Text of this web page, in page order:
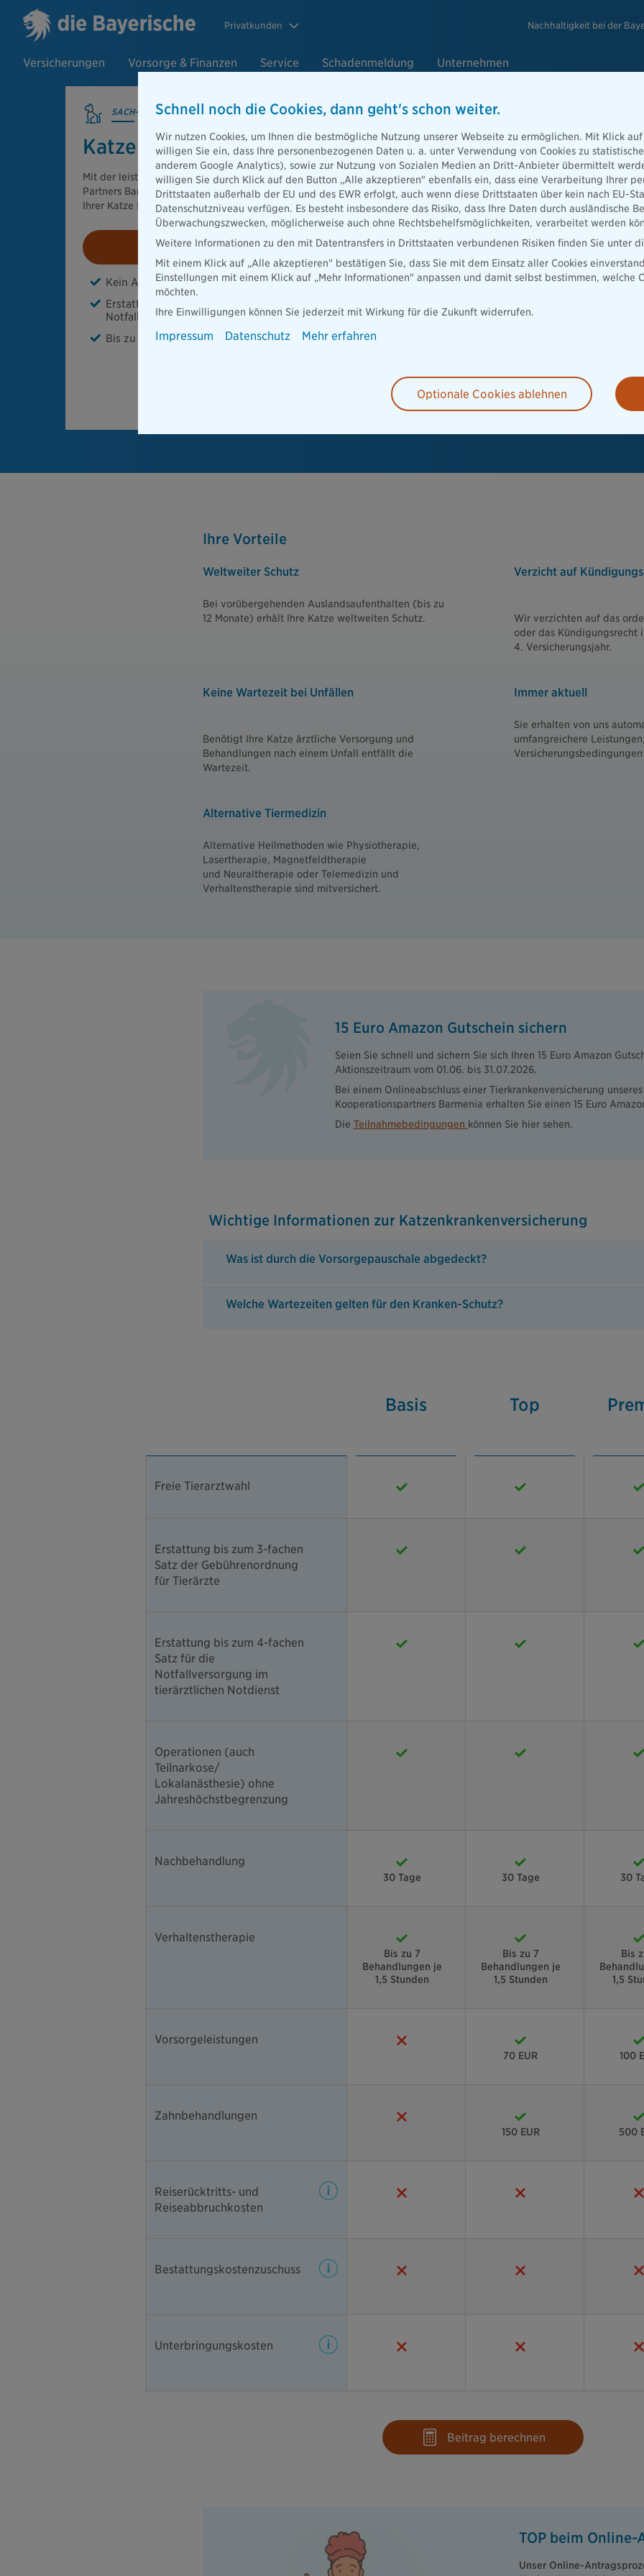
Privatkunden Nachhaltigkeit bei der
Versicherungen Vorsorge & Finanzen Service Schadenmeldung Unternehmen
SACH-VERSICHERUNGEN
Katzen-Krankenversicherung
Mit der leistungsstarken Katzen-Krankenvollversicherung unseres
Partners Barmenia sichern Sie die Behandlung und Operationen
Ihrer Katze finanziell ab.
Jetzt berechnen!
Kein Ausschluss von Krankheiten wie Hüftdysplasie
Erstattung bis zum 4-fachen Satz für die
Notfallversorgung im tierärztlichen Notdienst
Bis zu 100 % Übernahme aller Behandlungskosten
Ihre Vorteile
Weltweiter Schutz
Bei vorübergehenden Auslandsaufenthalten (bis zu
12 Monate) erhält Ihre Katze weltweiten Schutz.
Verzicht auf
Wir verzichten auf das
oder das Kündigungsrecht
4. Versicherungsjahr.
Keine Wartezeit bei Unfällen
Benötigt Ihre Katze ärztliche Versorgung und
Behandlungen nach einem Unfall entfällt die
Wartezeit.
Immer aktuell
Sie erhalten von uns
umfangreichere
Alternative Tiermedizin
Alternative Heilmethoden wie Physiotherapie,
Lasertherapie, Magnetfeldtherapie
und Neuraltherapie oder Telemedizin und
Verhaltenstherapie sind mitversichert.
15 Euro Amazon Gutschein sichern
Seien Sie schnell und sichern Sie sich Ihren 15 Euro Amazon
Aktionszeitraum vom 01.06. bis 31.07.2026.
Bei einem Onlineabschluss einer Tierkrankenversicherung unseres
Kooperationspartners Barmenia erhalten Sie einen 15 Euro
Die Teilnahmebedingungen können Sie hier sehen.
Wichtige Informationen zur Katzenkrankenversicherung
Was ist durch die Vorsorgepauschale abgedeckt?
Welche Wartezeiten gelten für den Kranken-Schutz?
Freie Tierarztwahl
Erstattung bis zum 3-fachen
Satz der Gebührenordnung
für Tierärzte
Erstattung bis zum 4-fachen
Satz für die
Notfallversorgung im
tierärztlichen Notdienst
Operationen (auch
Teilnarkose/
Lokalanästhesie) ohne
Jahreshöchstbegrenzung
Nachbehandlung
Verhaltenstherapie
Vorsorgeleistungen
Zahnbehandlungen
Reiserücktritts- und
Reiseabbruchkosten
Bestattungskostenzuschuss
Unterbringungskosten
Basis
30 Tage
Bis zu 7
Behandlungen je
1,5 Stunden
Top
30 Tage
Bis zu 7
Behandlungen je
1,5 Stunden
70 EUR
150 EUR
30
Bis
1,5
100
500
Beitrag berechnen
TOP beim Online-
Unser Online-
Schnell noch die Cookies, dann geht's schon weiter.
Wir nutzen Cookies, um Ihnen die bestmögliche Nutzung unserer Webseite zu ermöglichen. Mit Klick
willigen Sie ein, dass Ihre personenbezogenen Daten u. a. unter Verwendung von Cookies zu
anderem Google Analytics), sowie zur Nutzung von Sozialen Medien an Dritt-Anbieter übermittelt
willigen Sie durch Klick auf den Button „Alle akzeptieren" ebenfalls ein, dass eine Verarbeitung Ihrer
Drittstaaten außerhalb der EU und des EWR erfolgt, auch wenn diese Drittstaaten über kein nach EU-
Datenschutzniveau verfügen. Es besteht insbesondere das Risiko, dass Ihre Daten durch ausländische
Überwachungszwecken, möglicherweise auch ohne Rechtsbehelfsmöglichkeiten, verarbeitet werden
Weitere Informationen zu den mit Datentransfers in Drittstaaten verbundenen Risiken finden Sie unter
Mit einem Klick auf „Alle akzeptieren" bestätigen Sie, dass Sie mit dem Einsatz aller Cookies
Einstellungen mit einem Klick auf „Mehr Informationen" anpassen und damit selbst bestimmen, welche
möchten.
Ihre Einwilligungen können Sie jederzeit mit Wirkung für die Zukunft widerrufen.
Impressum Datenschutz Mehr erfahren
Optionale Cookies ablehnen